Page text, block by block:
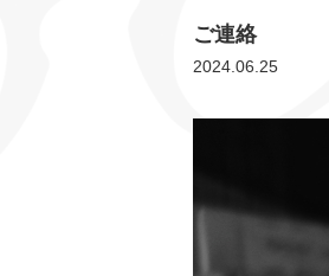
ご連絡
2024.06.25